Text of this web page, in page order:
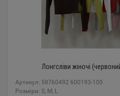
Лонгсліви жіночі
Артикул: 58760492 600193-100
Розміри: S, M, L